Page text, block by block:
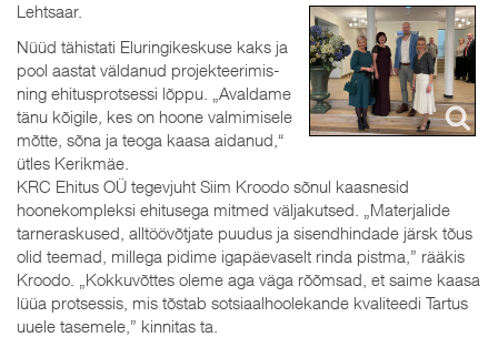
Lehtsaar.
Nüüd tähistati Eluringikeskuse kaks ja
pool aastat väldanud projekteerimis-
ning ehitusprotsessi lõppu. „Avaldame
tänu kõigile, kes on hoone valmimisele
mõtte, sõna ja teoga kaasa aidanud,“
ütles Kerikmäe.
KRC Ehitus OÜ tegevjuht Siim Kroodo sõnul kaasnesid
hoonekompleksi ehitusega mitmed väljakutsed. „Materjalide
tarneraskused, alltöövõtjate puudus ja sisendhindade järsk tõus
olid teemad, millega pidime igapäevaselt rinda pistma,” rääkis
Kroodo. „Kokkuvõttes oleme aga väga rõõmsad, et saime kaasa
lüüa protsessis, mis tõstab sotsiaalhoolekande kvaliteedi Tartus
uuele tasemele,” kinnitas ta.